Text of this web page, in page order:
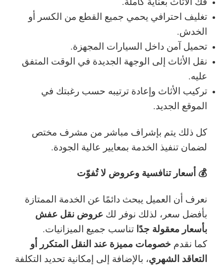
تغليف احترافي يحمي جميع القطع من الكسر أو
الخدش.
تحميل آمن داخل السيارات المجهزة.
نقل الأثاث إلى الوجهة الجديدة في الوقت المتفق
عليه.
تركيب الأثاث وإعادة ترتيبه حسب رغبتك في
الموقع الجديد.
كل ذلك يتم بإشراف مباشر من مشرف مختص
لضمان تنفيذ الخدمة بمعايير عالية الجودة.
💰 أسعار تنافسية وعروض لا تُفوّت
نعرف أن العميل يبحث دائمًا عن الخدمة الممتازة
بأفضل سعر، لذلك نوفر لك عروض نقل عفش
بأسعار معقولة جدًا تناسب جميع الميزانيات.
كما نقدم خصومات مميزة عند النقل المتكرر أو
التعاقد الشهري، بالإضافة إلى إمكانية تحديد التكلفة